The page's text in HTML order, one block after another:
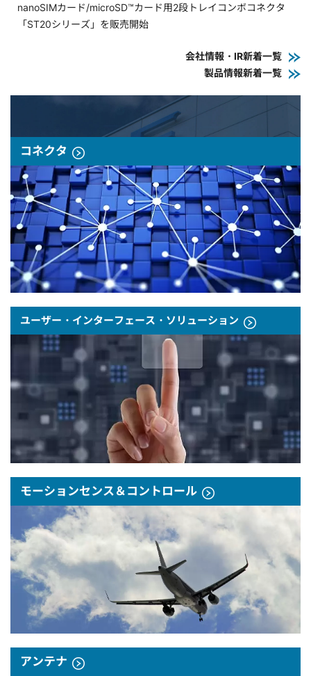
nanoSIMカード/microSD™カード用2段トレイコンボコネクタ
「ST20シリーズ」を販売開始
会社情報・IR新着一覧
製品情報新着一覧
コネクタ
ユーザー・インターフェース・ソリューション
モーションセンス＆コントロール
アンテナ